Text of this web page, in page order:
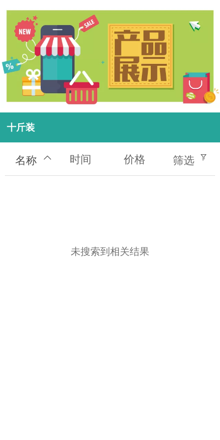
十斤装
名称 时间 价格 筛选
未搜索到相关结果